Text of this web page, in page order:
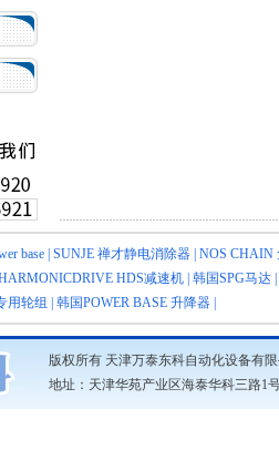
base SUNJE 禅才静电消除器 NOS CHAIN
HDS减速机 韩国SPG马达
用轮组 韩国POWER BASE 升降器
版权所有 天津万泰东科自动化设备有
地址：天津华苑产业区海泰华科三路1